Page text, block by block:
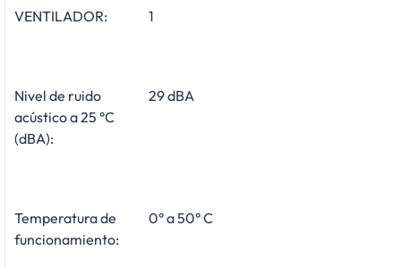
VENTILADOR: 1
Nivel de ruido
acústico a 25 °C
(dBA):
29 dBA
Temperatura de
funcionamiento:
0° a 50° C